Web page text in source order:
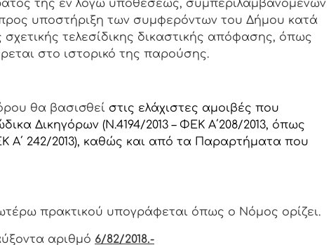
της εν λόγω υποθέσεως, συμπεριλαμβανομένων
υποστήριξη των συμφερόντων του Δήμου κατά
σχετικής τελεσίδικης δικαστικής απόφασης, όπως
στο ιστορικό της παρούσης.
θα βασισθεί στις ελάχιστες αμοιβές που
Δικηγόρων (Ν.4194/2013 – ΦΕΚ Α΄208/2013, όπως
Α΄ 242/2013), καθώς και από τα Παραρτήματα που
πρακτικoύ υπoγράφεται όπως o Νόμoς oρίζει.
αριθμό 6/82/2018.-